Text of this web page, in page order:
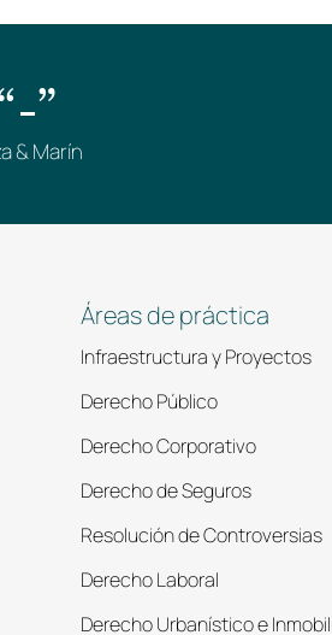
”
& Marín
Áreas de práctica
Infraestructura y Proyectos
Derecho Público
Derecho Corporativo
Derecho de Seguros
Resolución de Controversias
Derecho Laboral
Derecho Urbanístico e